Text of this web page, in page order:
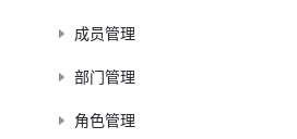
成员管理
部门管理
角色管理